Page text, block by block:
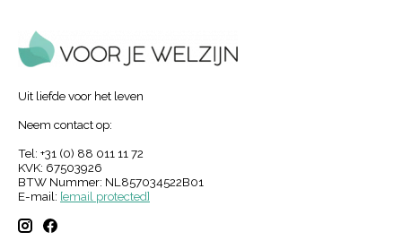
Uit liefde voor het leven
Neem contact op:
Tel: +31 (0) 88 011 11 72
KVK: 67503926
BTW Nummer: NL857034522B01
E-mail: [email protected]